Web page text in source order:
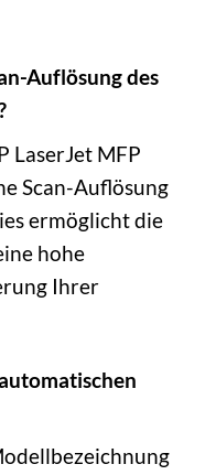
Auflösung des
LaserJet MFP
Scan-Auflösung
ermöglicht die
hohe
Ihrer